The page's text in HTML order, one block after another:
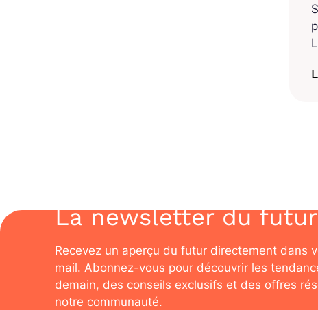
La newsletter du futur
Recevez un aperçu du futur directement dans
mail. Abonnez-vous pour découvrir les
demain, des conseils exclusifs et des offres
notre communauté.